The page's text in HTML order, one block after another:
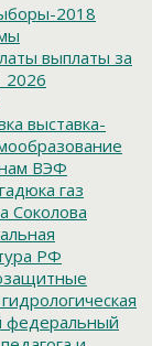
2018
выплаты за
выставка-
ВЭФ
гадюка газ
Соколова
РФ
гидрологическая
федеральный